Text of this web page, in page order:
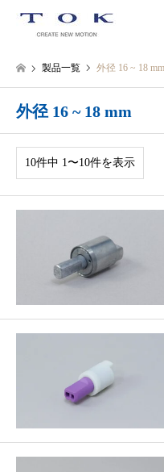
製品一覧 外径 16 ~ 18 mm
外径 16 ~ 18 mm
10件中 1〜10件を表示